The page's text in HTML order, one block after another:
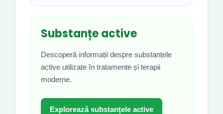
Substanțe active
Descoperă informații despre substanțele
active utilizate în tratamente și terapii
moderne.
Explorează substanțele active